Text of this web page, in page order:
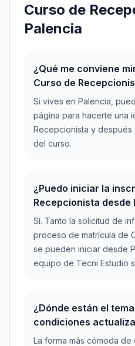
Curso de
Palencia
¿Qué me conviene
Curso de
Si vives en Palencia,
página para hacerte una
Recepcionista y
del curso.
¿Puedo iniciar la
Recepcionista desde
Sí. Tanto la solicitud de
proceso de matrícula de
se pueden iniciar desde
equipo de Tecni Estudio
¿Dónde están el
condiciones
La forma más cómoda